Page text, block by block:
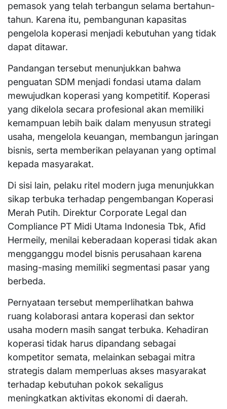
pemasok yang telah terbangun selama bertahun-
tahun. Karena itu, pembangunan kapasitas
pengelola koperasi menjadi kebutuhan yang tidak
dapat ditawar.
Pandangan tersebut menunjukkan bahwa
penguatan SDM menjadi fondasi utama dalam
mewujudkan koperasi yang kompetitif. Koperasi
yang dikelola secara profesional akan memiliki
kemampuan lebih baik dalam menyusun strategi
usaha, mengelola keuangan, membangun jaringan
bisnis, serta memberikan pelayanan yang optimal
kepada masyarakat.
Di sisi lain, pelaku ritel modern juga menunjukkan
sikap terbuka terhadap pengembangan Koperasi
Merah Putih. Direktur Corporate Legal dan
Compliance PT Midi Utama Indonesia Tbk, Afid
Hermeily, menilai keberadaan koperasi tidak akan
mengganggu model bisnis perusahaan karena
masing-masing memiliki segmentasi pasar yang
berbeda.
Pernyataan tersebut memperlihatkan bahwa
ruang kolaborasi antara koperasi dan sektor
usaha modern masih sangat terbuka. Kehadiran
koperasi tidak harus dipandang sebagai
kompetitor semata, melainkan sebagai mitra
strategis dalam memperluas akses masyarakat
terhadap kebutuhan pokok sekaligus
meningkatkan aktivitas ekonomi di daerah.